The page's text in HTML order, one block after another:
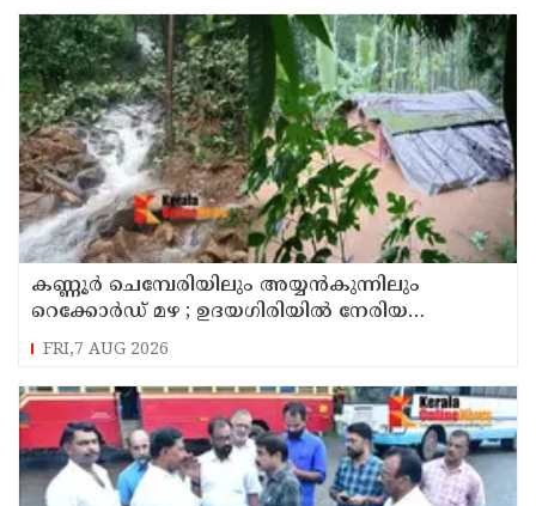
കണ്ണൂർ ചെമ്പേരിയിലും അയ്യൻകുന്നിലും
റെക്കോർഡ് മഴ ; ഉദയഗിരിയിൽ നേരിയ
ഉരുൾപൊട്ടൽ; 13 പേരെ ക്യാമ്പിലേക്ക് മാറ്റി
FRI,7 AUG 2026